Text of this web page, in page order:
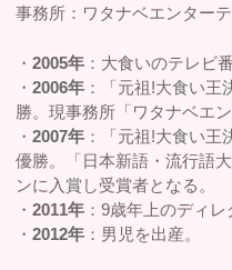
事務所：ワタナベエンター
・2005年 ：大食いのテレビ
・2006年 ：「元祖!大食い
勝。現事務所「ワタナベエ
・2007年 ：「元祖!大食い
優勝。「日本新語・流行語
ンに入賞し受賞者となる。
・2011年 ：9歳年上のディ
・2012年 ：男児を出産。